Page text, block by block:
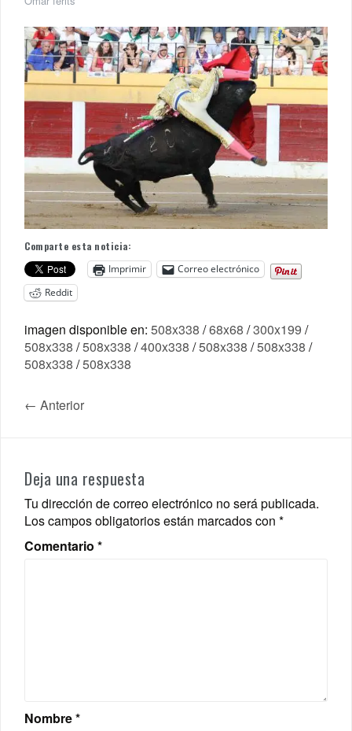
Comparte esta noticia:
Imprimir
Correo electrónico
Reddit
imagen disponible en: 508x338 /68x68 /300x199 /
508x338 /508x338 /400x338 /508x338 /508x338 /
508x338 /508x338
← Anterior
Deja una respuesta
Tu dirección de correo electrónico no será publicada.
Los campos obligatorios están marcados con *
Comentario *
Nombre*